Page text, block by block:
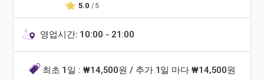
5.0 / 5
영업시간: 10:00 - 21:00
최초 1일 : ₩14,500원 / 추가 1일 마다 ₩14,500원